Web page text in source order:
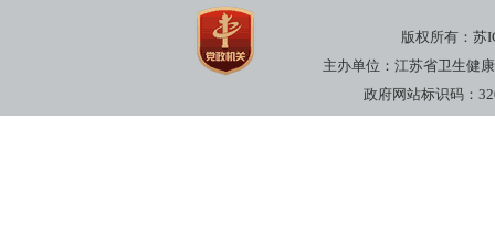
版权所有：苏
主办单位：江苏省卫生健
政府网站标识码：